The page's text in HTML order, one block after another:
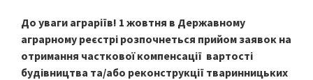
До уваги аграріїв! 1 жовтня в Державному
аграрному реєстрі розпочнеться прийом заявок на
отримання часткової компенсації вартості
будівництва та/або реконструкції тваринницьких